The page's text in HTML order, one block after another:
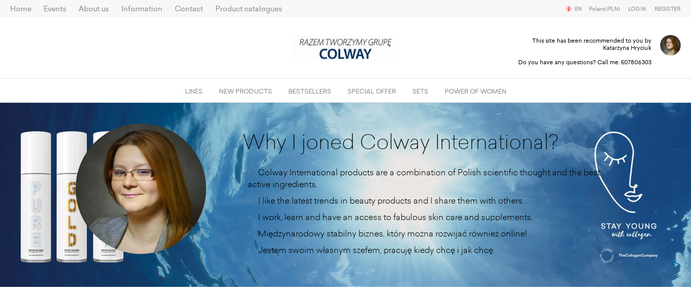
Home Events About us Information Contact Product catalogues EN Poland (PLN) LOG IN REGISTER
This site has been recommended to you by
Katarzyna Hryciuk
Do you have any questions? Call me: 507806303
LINES NEW PRODUCTS BESTSELLERS SPECIAL OFFER SETS POWER OF WOMEN
Why I joned Colway International?
Colway International products are a combination of Polish scientific thought and the best
active ingredients.
I like the latest trends in beauty products and I share them with others.
I work, learn and have an access to fabulous skin care and supplements.
Międzynarodowy stabilny biznes, który można rozwijać również online!
Jestem swoim własnym szefem, pracuję kiedy chcę i jak chcę.